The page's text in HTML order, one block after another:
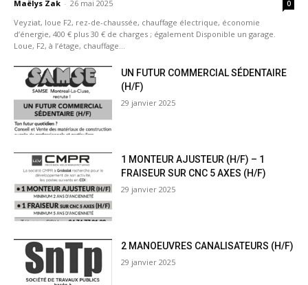
Maëlys Zak - 26 mai 2025 0
Veyziat, loue F2, rez-de-chaussée, chauffage électrique, économie
d’énergie, 400 € plus 30 € de charges ; également Disponible un garage.
Loue, F2, à l’étage, chauffage...
UN FUTUR COMMERCIAL SÉDENTAIRE
(H/F)
29 janvier 2025
1 MONTEUR AJUSTEUR (H/F) – 1
FRAISEUR SUR CNC 5 AXES (H/F)
29 janvier 2025
2 MANOEUVRES CANALISATEURS (H/F)
29 janvier 2025